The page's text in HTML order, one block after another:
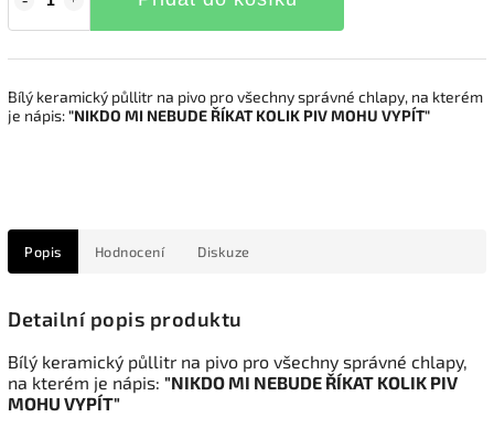
Bílý keramický půllitr na pivo pro všechny správné chlapy, na kterém
je nápis:"NIKDO MI NEBUDE ŘÍKAT KOLIK PIV MOHU VYPÍT"
Popis Hodnocení Diskuze
Detailní popis produktu
Bílý keramický půllitr na pivo pro všechny správné chlapy,
na kterém je nápis: "NIKDO MI NEBUDE ŘÍKAT KOLIK PIV
MOHU VYPÍT"